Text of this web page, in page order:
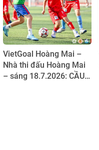
VietGoal Hoàng Mai –
Nhà thi đấu Hoàng Mai
– sáng 18.7.2026: CẦU